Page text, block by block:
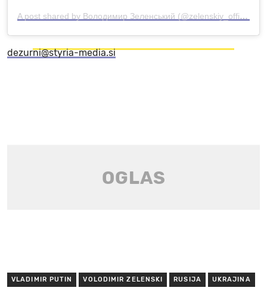
A post shared by Володимир Зеленський (@zelenskiy_official)
dezurni@styria-media.si
VLADIMIR PUTIN VOLODIMIR ZELENSKI RUSIJA UKRAJINA